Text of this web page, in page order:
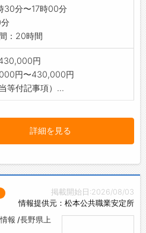
なし】【副業禁止】
30分〜17時00分
：20時間
円
円〜430,000円
等付記事項）...
詳細を見る
掲載開始日:2026/08/03
情報提供元：松本公共職業安定所
報 /長野県上